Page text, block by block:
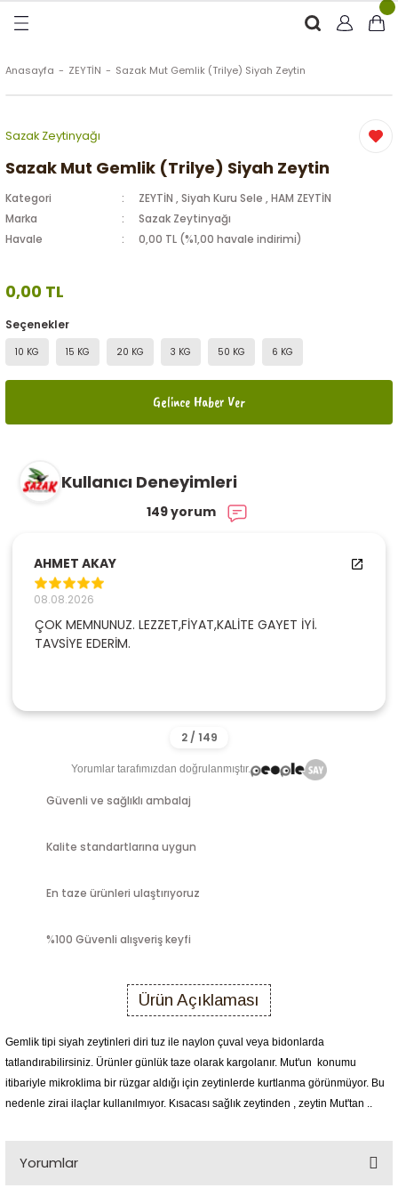
Anasayfa ZEYTİN Sazak Mut Gemlik (Trilye) Siyah Zeytin
Sazak Zeytinyağı
Sazak Mut Gemlik (Trilye) Siyah Zeytin
Kategori ZEYTİN , Siyah Kuru Sele , HAM ZEYTİN
Marka
Sazak Zeytinyağı
Havale
0,00 TL (%1,00 havale indirimi)
0,00 TL
Seçenekler
10 KG 15 KG 20 KG 3 KG 50 KG 6 KG
Gelince Haber Ver
Kullanıcı Deneyimleri
149 yorum
AHMET AKAY
08.08.2026
ÇOK MEMNUNUZ. LEZZET,FİYAT,KALİTE GAYET İYİ.
TAVSİYE EDERİM.
Yorumlar tarafımızdan doğrulanmıştır.
Güvenli ve sağlıklı ambalaj
Kalite standartlarına uygun
En taze ürünleri ulaştırıyoruz
%100 Güvenli alışveriş keyfi
Ürün Açıklaması
Gemlik tipi siyah zeytinleri diri tuz ile naylon çuval veya bidonlarda
tatlandırabilirsiniz. Ürünler günlük taze olarak kargolanır. Mut'un konumu
itibariyle mikroklima bir rüzgar aldığı için zeytinlerde kurtlanma görünmüyor. Bu
nedenle zirai ilaçlar kullanılmıyor. Kısacası sağlık zeytinden , zeytin Mut'tan ..
Yorumlar